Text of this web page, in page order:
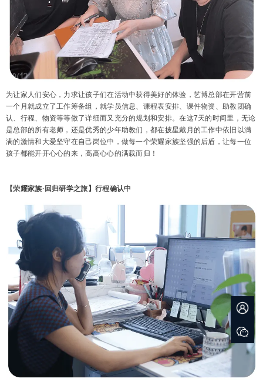
为让家人们安心，力求让孩子们在活动中获得美好的体验，艺博总部在开营前
一个月就成立了工作筹备组，就学员信息、课程表安排、课件物资、助教团确
认、行程、物资等等做了详细而又充分的规划和安排。在这7天的时间里，无论
是总部的所有老师，还是优秀的少年助教们，都在披星戴月的工作中依旧以满
满的激情和大爱坚守在自己岗位中，做每一个荣耀家族坚强的后盾，让每一位
孩子都能开开心心的来，高高心心的满载而归！
【荣耀家族·回归研学之旅】行程确认中